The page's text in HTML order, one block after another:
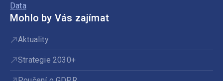
Data
Mohlo by Vás zajímat
Aktuality
Strategie 2030+